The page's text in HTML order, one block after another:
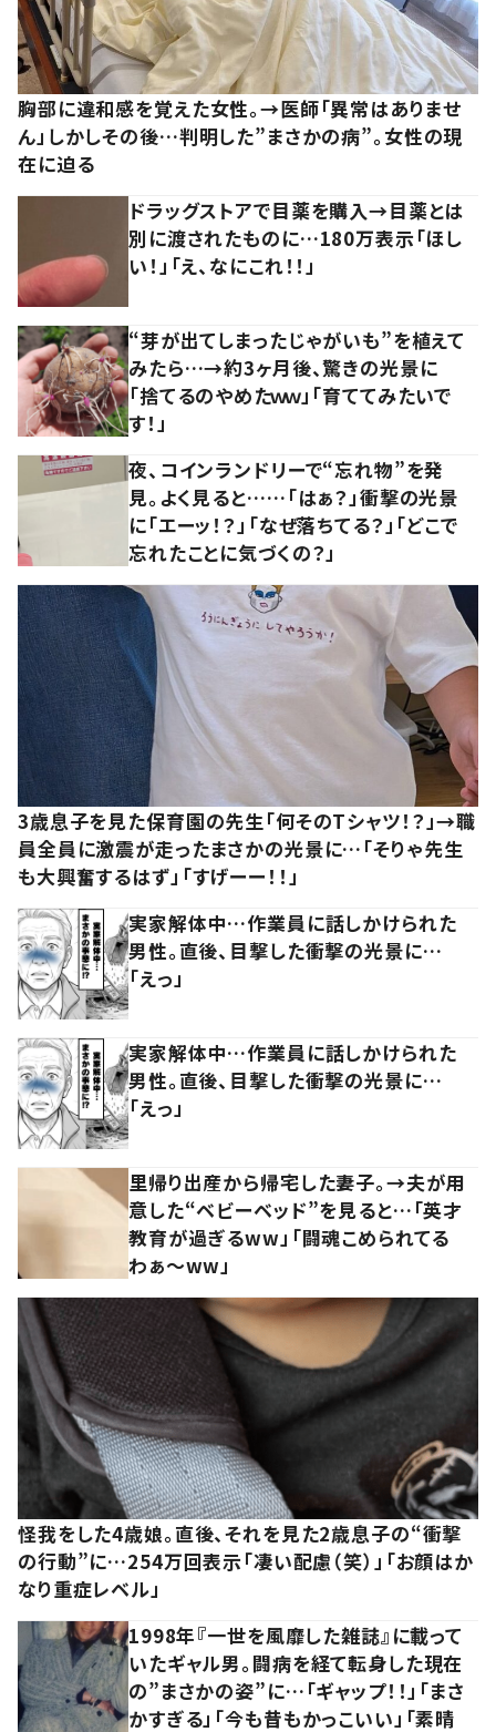
胸部に違和感を覚えた女性。→医師「異常はありませ
ん」しかしその後…判明した”まさかの病”。女性の現
在に迫る
ドラッグストアで目薬を購入→目薬とは
別に渡されたものに…180万表示「ほし
い！」「え、なにこれ！！」
“芽が出てしまったじゃがいも”を植えて
みたら…→約3ヶ月後、驚きの光景に
「捨てるのやめたｗｗ」「育ててみたいで
す！」
夜、コインランドリーで“忘れ物”を発
見。よく見ると……「はぁ？」衝撃の光景
に「エーッ！？」「なぜ落ちてる？」「どこで
忘れたことに気づくの？」
3歳息子を見た保育園の先生「何そのTシャツ！？」→職
員全員に激震が走ったまさかの光景に…「そりゃ先生
も大興奮するはず」「すげーー！！」
実家解体中…作業員に話しかけられた
男性。直後、目撃した衝撃の光景に…
「えっ」
実家解体中…作業員に話しかけられた
男性。直後、目撃した衝撃の光景に…
「えっ」
里帰り出産から帰宅した妻子。→夫が用
意した“ベビーベッド”を見ると…「英才
教育が過ぎるww」「闘魂こめられてる
わぁ～ww」
怪我をした4歳娘。直後、それを見た2歳息子の“衝撃
の行動”に…254万回表示「凄い配慮（笑）」「お顔はか
なり重症レベル」
1998年『一世を風靡した雑誌』に載って
いたギャル男。闘病を経て転身した現在
の”まさかの姿”に…「ギャップ！！」「まさ
かすぎる」「今も昔もかっこいい」「素晴